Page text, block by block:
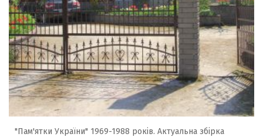
"Пам'ятки України" 1969-1988 років. Актуальна збірка